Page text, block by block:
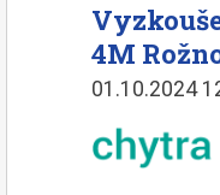
4M
01.10.2024